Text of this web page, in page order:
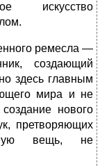
искусство
ремесла —
создающий
здесь главным
мира и не
нового
претворяющих
вещь, не